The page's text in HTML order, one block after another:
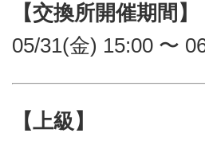
【交換所開催期間】
05/31(金) 15:00 〜
【上級】